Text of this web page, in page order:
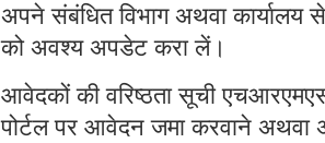
अपने संबंधित विभाग अथवा कार्यालय
को अवश्य अपडेट करा लें।
आवेदकों की वरिष्ठता सूची
पोर्टल पर आवेदन जमा करवाने